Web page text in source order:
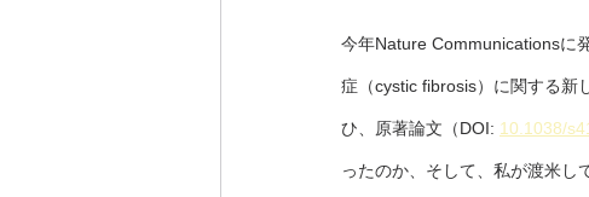
今年Nature Communicationsに
症（cystic fibrosis）に関する新
ひ、原著論文（DOI: 10.1038/
ったのか、そして、私が渡米し